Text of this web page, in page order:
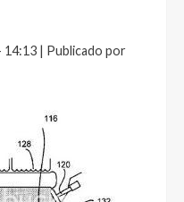
14:13 | Publicado por